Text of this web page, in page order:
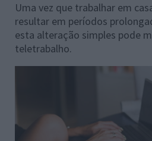
Uma vez que trabalhar em
resultar em períodos
esta alteração simples pode
teletrabalho.